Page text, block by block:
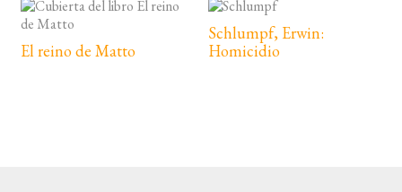
El reino de Matto
Schlumpf, Erwin:
Homicidio